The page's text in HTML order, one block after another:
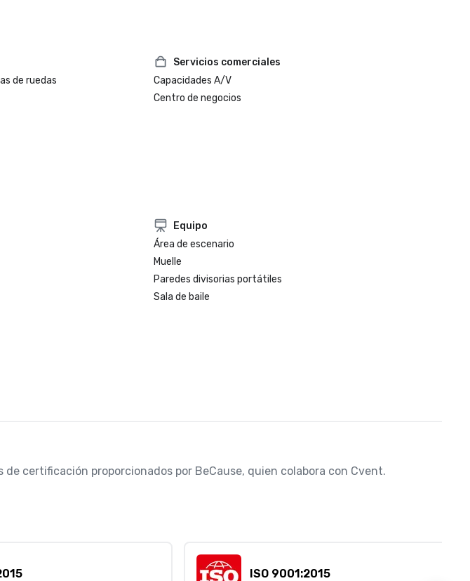
de ruedas
Servicios comerciales
Capacidades A/V
Centro de negocios
Equipo
Área de escenario
Muelle
Paredes divisorias portátiles
Sala de baile
certificación proporcionados por BeCause, quien colabora con Cvent.
ISO 9001:2015